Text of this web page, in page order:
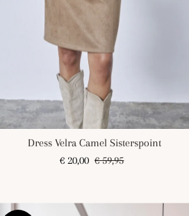
Dress Velra Camel Sisterspoint
Angebotspreis
€ 20,00 Regulärer
€ 59,95